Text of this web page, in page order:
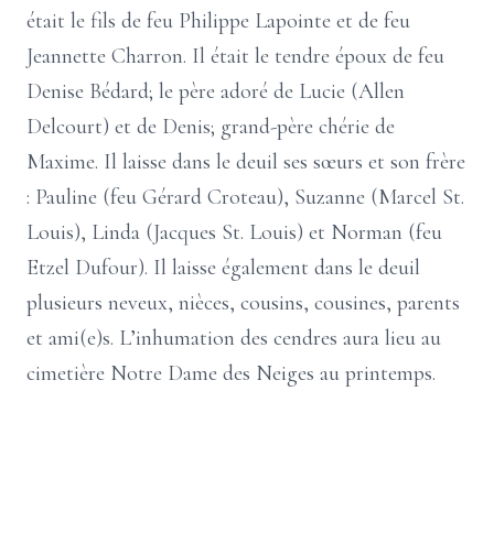
était le fils de feu Philippe Lapointe et de feu
Jeannette Charron. Il était le tendre époux de feu
Denise Bédard; le père adoré de Lucie (Allen
Delcourt) et de Denis; grand-père chérie de
Maxime. Il laisse dans le deuil ses sœurs et son frère
: Pauline (feu Gérard Croteau), Suzanne (Marcel St.
Louis), Linda (Jacques St. Louis) et Norman (feu
Etzel Dufour). Il laisse également dans le deuil
plusieurs neveux, nièces, cousins, cousines, parents
et ami(e)s. L’inhumation des cendres aura lieu au
cimetière Notre Dame des Neiges au printemps.